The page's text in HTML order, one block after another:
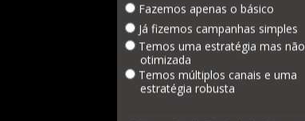
Fazemos apenas o básico
Já fizemos campanhas simples
Temos uma estratégia mas não
otimizada
Temos múltiplos canais e uma
estratégia robusta
de forma eficiente a um novo
possibilitando respostas e entendimento
Ainda em fase de testes e
o
será incorporado à busca do
alta qualidade.